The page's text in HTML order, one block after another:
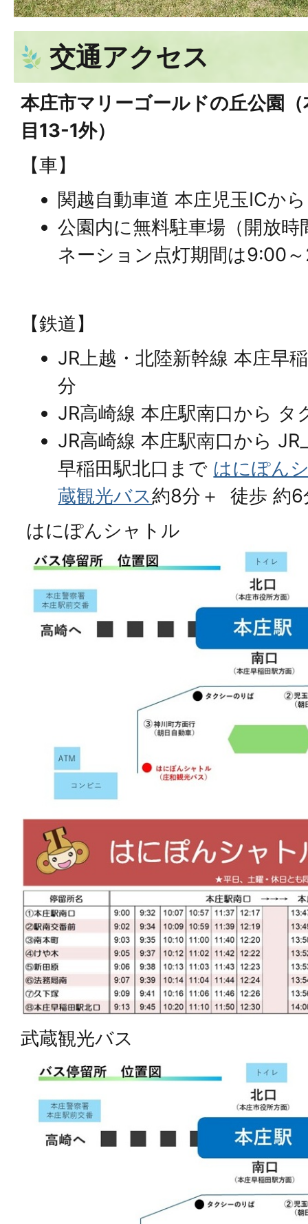
交通アクセス
本庄市マリーゴールドの丘公園
目13-1外）
【車】
関越自動車道 本庄児玉ICか
公園内に無料駐車場（開放
ネーション点灯期間は9:00
【鉄道】
JR上越・北陸新幹線 本庄早
分
JR高崎線 本庄駅南口から タ
JR高崎線 本庄駅南口から
早稲田駅北口まで はにぽん
蔵観光バス約8分＋ 徒歩 約6
はにぽんシャトル
武蔵観光バス